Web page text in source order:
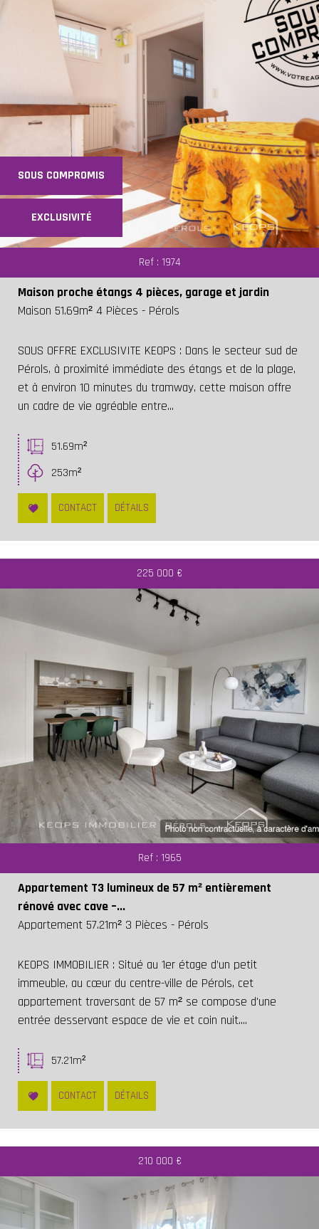
SOUS COMPROMIS
EXCLUSIVITÉ
Ref : 1974
Maison proche étangs 4 pièces, garage et jardin
Maison 51.69m² 4 Pièces - Pérols
SOUS OFFRE EXCLUSIVITE KEOPS : Dans le secteur sud de
Pérols, à proximité immédiate des étangs et de la plage,
et à environ 10 minutes du tramway, cette maison offre
un cadre de vie agréable entre...
51.69m²
253m²
CONTACT DÉTAILS
225 000 €
Ref : 1965
Appartement T3 lumineux de 57 m² entièrement
rénové avec cave –...
Appartement 57.21m² 3 Pièces - Pérols
KEOPS IMMOBILIER : Situé au 1er étage d’un petit
immeuble, au cœur du centre-ville de Pérols, cet
appartement traversant de 57 m² se compose d'une
entrée desservant espace de vie et coin nuit....
57.21m²
CONTACT DÉTAILS
210 000 €